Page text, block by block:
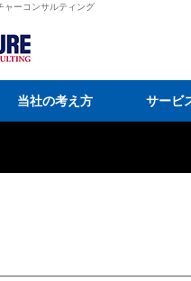
ャーコンサルティング
当社の考え方 サービ